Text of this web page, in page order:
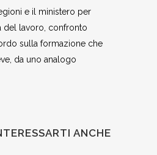
e il ministero per
del lavoro, confronto
sulla formazione che
da uno analogo
ANCHE